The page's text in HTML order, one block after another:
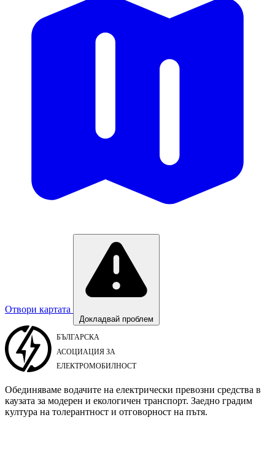
Отвори картата
Докладвай проблем
Обединяваме водачите на електрически превозни средства в
каузата за модерен и екологичен транспорт. Заедно градим
култура на толерантност и отговорност на пътя.